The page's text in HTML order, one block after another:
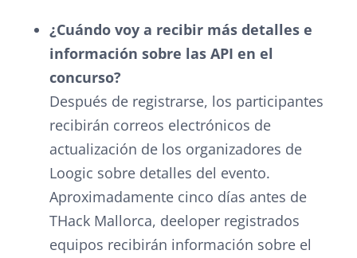
¿Cuándo voy a recibir más detalles e
información sobre las API en el
concurso?
Después de registrarse, los participantes
recibirán correos electrónicos de
actualización de los organizadores de
Loogic sobre detalles del evento.
Aproximadamente cinco días antes de
THack Mallorca, deeloper registrados
equipos recibirán información sobre el